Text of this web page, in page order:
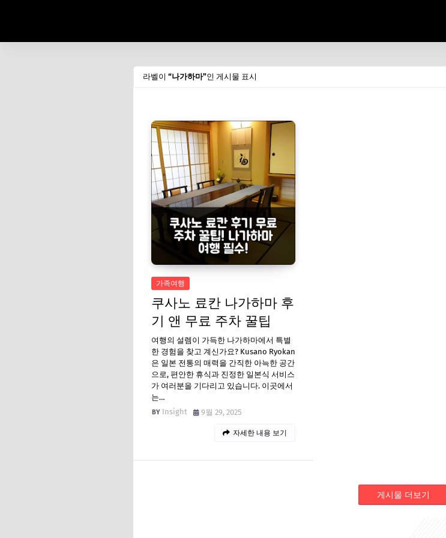
라벨이 나가하마 인 게시물 표시
가족여행
쿠사노 료칸 나가하마 후
기 앤 무료 주차 꿀팁
여행의 설렘이 가득한 나가하마에서 특별
한 경험을 찾고 계신가요? Kusano Ryokan
은 일본 전통의 매력을 간직한 아늑한 공간
으로, 편안한 휴식과 진정한 일본식 서비스
가 여러분을 기다리고 있습니다. 이곳에서
는…
Insight
9월 29, 2025
자세한 내용 보기
게시물 더보기